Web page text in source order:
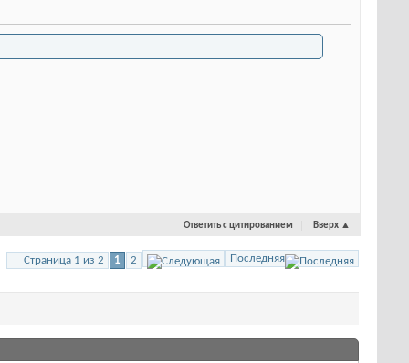
Ответить с цитированием Вверх ▲
Страница 1 из 2 1 2 Последняя